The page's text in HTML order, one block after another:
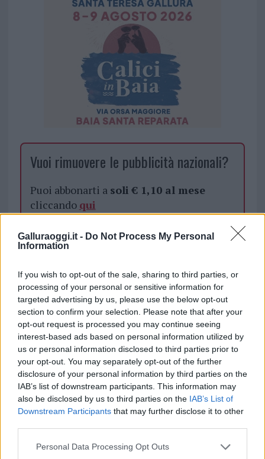
Galluraoggi.it - Do Not Process My Personal
Information
If you wish to opt-out of the sale, sharing to third parties, or
processing of your personal or sensitive information for
targeted advertising by us, please use the below opt-out
section to confirm your selection. Please note that after your
opt-out request is processed you may continue seeing
interest-based ads based on personal information utilized by
us or personal information disclosed to third parties prior to
your opt-out. You may separately opt-out of the further
disclosure of your personal information by third parties on the
IAB’s list of downstream participants. This information may
also be disclosed by us to third parties on the IAB’s List of
Downstream Participants that may further disclose it to other
Please note that this website/app uses one or more Google
Personal Data Processing Opt Outs
Vuoi rimuovere le pubblicità nazionali?
Puoi abbonarti a soli € 1,10 al mese
cliccando qui
Sei già abbonato?
Puoi effettuare l'accesso andando nella
sezioneLogindal menù del sito o
cliccandoqui
TEMI: Guardia Costiera Olbia Sequestro Pesce
Inviaci le tue segnalazioni,
i tuoi video e le tue foto
Su WhatsApp al numero +39
345 356 7512